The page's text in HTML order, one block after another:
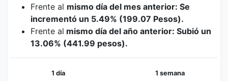
Frente al mismo día del mes anterior: Se
incrementó un 5.49% (199.07 Pesos).
Frente al mismo día del año anterior: Subió un
13.06% (441.99 pesos).
1 día
1 semana